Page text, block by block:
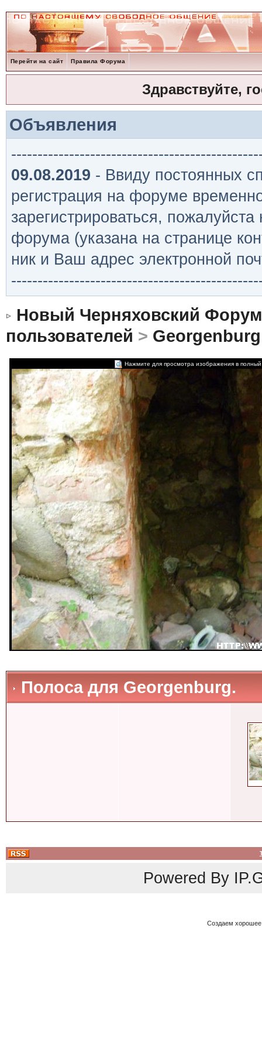
Перейти на сайт Правила Форума
Здравствуйте,
Объявления
09.08.2019 - Ввиду постоянных
регистрация на форуме
зарегистрироваться,
форума (указана на странице
ник и Ваш адрес электронной
Новый Черняховский Форум
пользователей >
Нажмите для просмотра изображения в
Полоса для Georgenburg.
Powered By
Создаем